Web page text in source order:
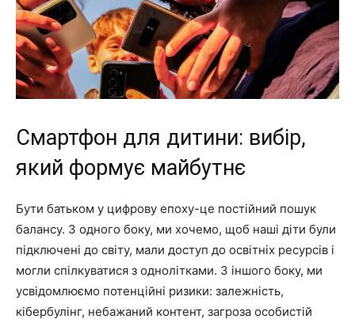
Смартфон для дитини: вибір,
який формує майбутнє
Бути батьком у цифрову епоху-це постійний пошук
балансу. З одного боку, ми хочемо, щоб наші діти були
підключені до світу, мали доступ до освітніх ресурсів і
могли спілкуватися з однолітками. З іншого боку, ми
усвідомлюємо потенційні ризики: залежність,
кібербулінг, небажаний контент, загроза особистій